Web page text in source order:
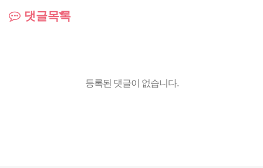
댓글목록
등록된 댓글이 없습니다.